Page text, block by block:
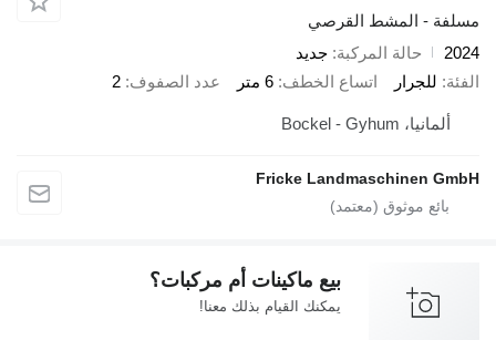
مسلفة - المشط القرصي
2024
حالة المركبة جديد
الفئة للجرار اتساع الخطف 6 متر عدد الصفوف 2
ألمانيا، Bockel - Gyhum
Fricke Landmaschinen GmbH
بيع ماكينات أم مركبات؟
يمكنك القيام بذلك معنا!